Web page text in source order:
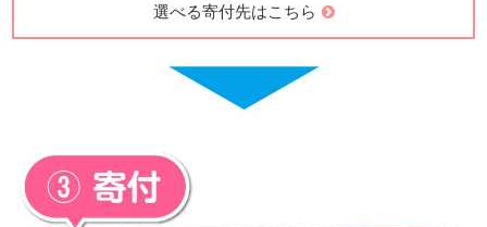
選べる寄付先はこちら